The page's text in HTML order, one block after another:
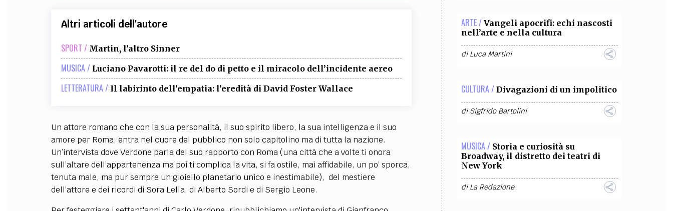
Altri articoli dell'autore
SPORT / Martin, l’altro Sinner
MUSICA / Luciano Pavarotti: il re del do di petto e il miracolo dell’incidente aereo
LETTERATURA / Il labirinto dell’empatia: l’eredità di David Foster Wallace
Un attore romano che con la sua personalità, il suo spirito libero, la sua intelligenza e il suo
amore per Roma, entra nel cuore del pubblico non solo capitolino ma di tutta la nazione.
Un’intervista dove Verdone parla del suo rapporto con Roma (una città che a volte ti onora
sull’altare dell’appartenenza ma poi ti complica la vita, si fa ostile, mai affidabile, un po’ sporca,
tenuta male, ma pur sempre un gioiello planetario unico e inestimabile), del mestiere
dell’attore e dei ricordi di Sora Lella, di Alberto Sordi e di Sergio Leone.
ARTE / Vangeli apocrifi: echi nascosti
nell’arte e nella cultura
diLuca Martini
CULTURA / Divagazioni di un impolitico
diSigfrido Bartolini
MUSICA / Storia e curiosità su
Broadway, il distretto dei teatri di
New York
diLa Redazione